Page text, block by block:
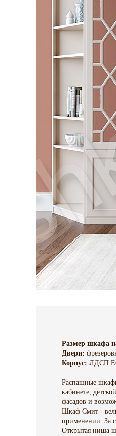
Размер шкафа
Двери:
Корпус: ЛДСП
Распашные
кабинете,
фасадов и
Шкаф Смит -
применении. За
Открытая ниша